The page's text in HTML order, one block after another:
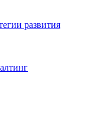
развития